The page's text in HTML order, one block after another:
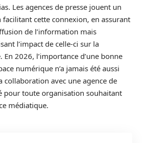
Les agences de presse jouent un
cette connexion, en assurant
de l’information mais
l’impact de celle-ci sur la
2026, l’importance d’une bonne
numérique n’a jamais été aussi
collaboration avec une agence de
pour toute organisation souhaitant
médiatique.